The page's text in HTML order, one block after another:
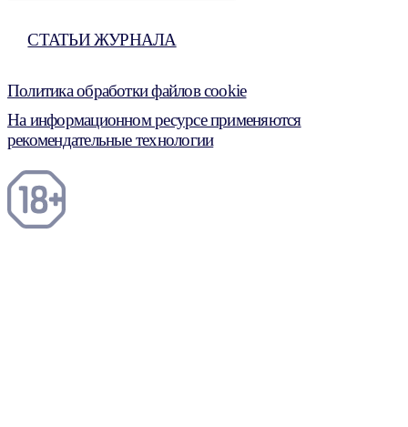
СТАТЬИ ЖУРНАЛА
Политика обработки файлов cookie
На информационном ресурсе применяются
рекомендательные технологии